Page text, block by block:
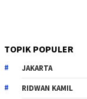
TOPIK POPULER
JAKARTA
RIDWAN KAMIL